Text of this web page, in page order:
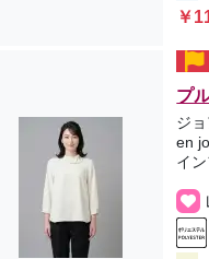
￥
プ
ジ
en
イ